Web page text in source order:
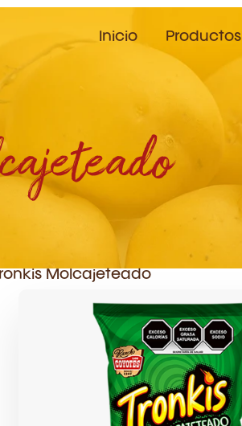
Inicio Productos
Molcajeteado